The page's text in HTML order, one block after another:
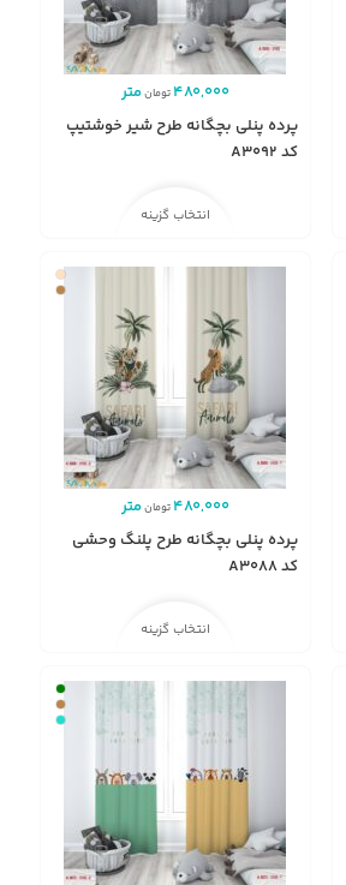
480,000تومانمتر
پرده پنلی بچگانه طرح شیر خوشتیپ
کد A3092
انتخاب گزینه
480,000تومانمتر
پرده پنلی بچگانه طرح پلنگ وحشی
کد A3088
انتخاب گزینه